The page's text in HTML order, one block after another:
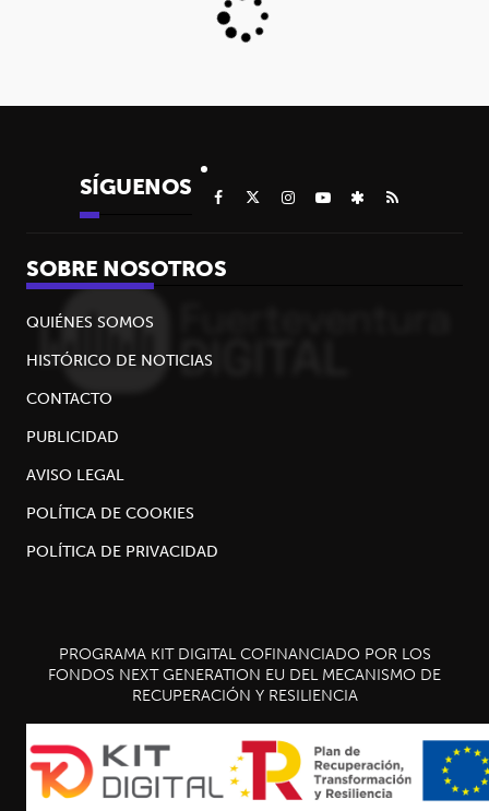
SÍGUENOS
SOBRE NOSOTROS
QUIÉNES SOMOS
HISTÓRICO DE NOTICIAS
CONTACTO
PUBLICIDAD
AVISO LEGAL
POLÍTICA DE COOKIES
POLÍTICA DE PRIVACIDAD
PROGRAMA KIT DIGITAL COFINANCIADO POR LOS
FONDOS NEXT GENERATION EU DEL MECANISMO DE
RECUPERACIÓN Y RESILIENCIA